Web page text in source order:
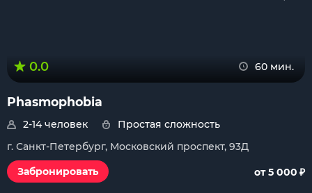
0.0 60 мин.
Phasmophobia
2-14 человек
Простая сложность
г. Санкт-Петербург, Московский проспект, 93Д
Забронировать
от 5 000 ₽